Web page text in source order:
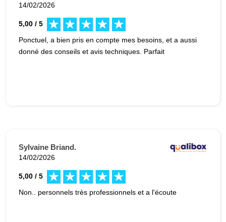
14/02/2026
5,00 / 5
Ponctuel, a bien pris en compte mes besoins, et a aussi
donné des conseils et avis techniques. Parfait
Sylvaine Briand.
14/02/2026
5,00 / 5
Non.. personnels très professionnels et a l'écoute